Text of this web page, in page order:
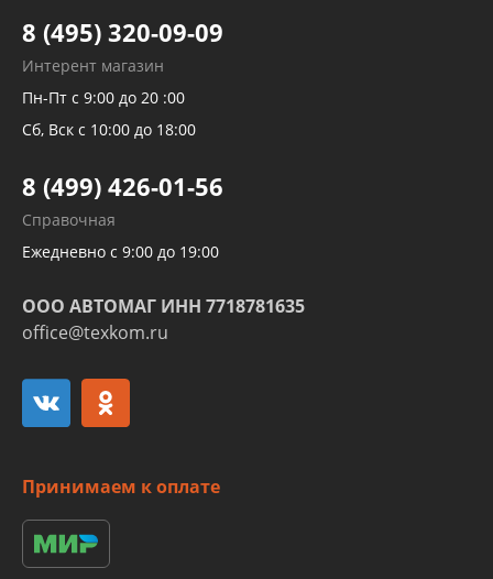
Тормозных трубок
Рукавов гидроусилителей
Рукавов компрессоров и турбин
Трубок кондиционеров
Развертка пайка медных стальных
алюминиевых трубок и штуцеров
8 (495) 320-09-09
Интерент магазин
Пн-Пт с 9:00 до 20 :00
Сб, Вск с 10:00 до 18:00
8 (499) 426-01-56
Справочная
Ежедневно с 9:00 до 19:00
ООО АВТОМАГ ИНН 7718781635
office@texkom.ru
Принимаем к оплате